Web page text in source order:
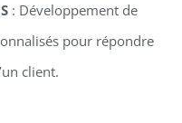
: Développement de
pour répondre
client.